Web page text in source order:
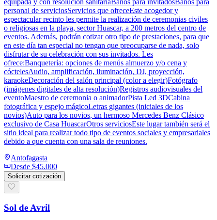
equipada y con resolución sanitariaBaños para invitadosBaños para
personal de serviciosServicios que ofreceEste acogedor y
espectacular recinto les permite la realización de ceremonias civiles
o religiosas en la playa, sector Huascar, a 200 metros del centro de
eventos. Además, podrán cotizar otro tipo de prestaciones, para que
en este día tan especial no tengan que preocuparse de nada, solo
disfrutar de su celebración con sus invitados. Les
ofrece:Banquetería: opciones de menús almuerzo y/o cena y
cóctelesAudio, amplificación, iluminación, DJ, proyección,
karaokeDecoración del salón principal (color a elegir)Fotógrafo
(imágenes digitales de alta resolución)Registros audiovisuales del
eventoMaestro de ceremonia o animadorPista Led 3DCabina
fotográfica y espejo mágicoLetras gigantes (iniciales de los
novios)Auto para los novios, un hermoso Mercedes Benz Clásico
exclusivo de Casa HuascarOtros serviciosEste lugar también será el
sitio ideal para realizar todo tipo de eventos sociales y empresariales
debido a que cuenta con una sala de reuniones.
Antofagasta
Desde $45.000
Solicitar cotización
Sol de Avril